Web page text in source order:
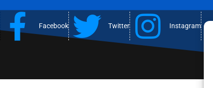
Facebook Twitter Instagram